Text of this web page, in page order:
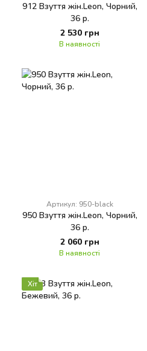
912 Взуття жін.Leon, Чорний,
36 р.
2 530 грн
В наявності
Артикул: 950-black
950 Взуття жін.Leon, Чорний,
36 р.
2 060 грн
В наявності
Хіт